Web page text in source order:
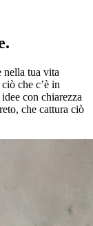
nella tua vita
che c’è in
con chiarezza
che cattura ciò